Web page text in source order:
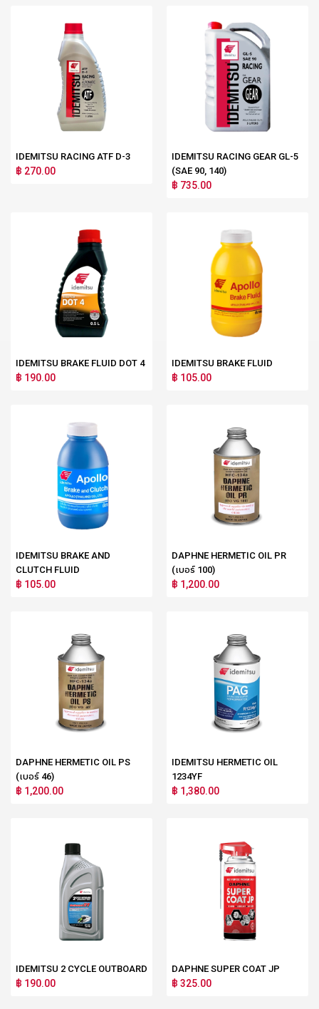
IDEMITSU RACING ATF D-3
฿ 270.00
IDEMITSU RACING GEAR GL-5
(SAE 90, 140)
฿ 735.00
IDEMITSU BRAKE FLUID DOT 4
฿ 190.00
IDEMITSU BRAKE FLUID
฿ 105.00
IDEMITSU BRAKE AND
CLUTCH FLUID
฿ 105.00
DAPHNE HERMETIC OIL PR
(เบอร์ 100)
฿ 1,200.00
DAPHNE HERMETIC OIL PS
(เบอร์ 46)
฿ 1,200.00
IDEMITSU HERMETIC OIL
1234YF
฿ 1,380.00
IDEMITSU 2 CYCLE OUTBOARD
฿ 190.00
DAPHNE SUPER COAT JP
฿ 325.00